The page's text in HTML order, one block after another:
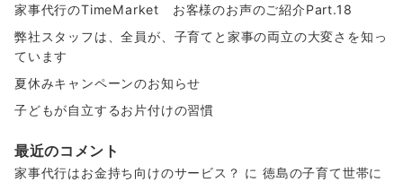
家事代行のTimeMarket お客様のお声のご紹介Part.18
弊社スタッフは、全員が、子育てと家事の両立の大変さを知っ
ています
夏休みキャンペーンのお知らせ
子どもが自立するお片付けの習慣
最近のコメント
家事代行はお金持ち向けのサービス？ に徳島の子育て世帯に